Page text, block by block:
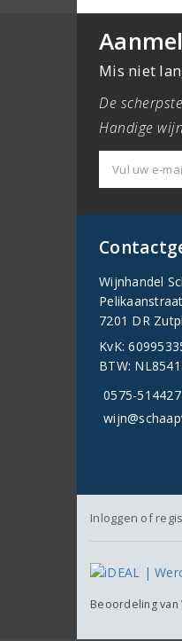
Mis niet
De
Handige
Wijnhandel
7201 DR
KvK:
BTW:
0575-514427
Inloggen of
Beoordeling van